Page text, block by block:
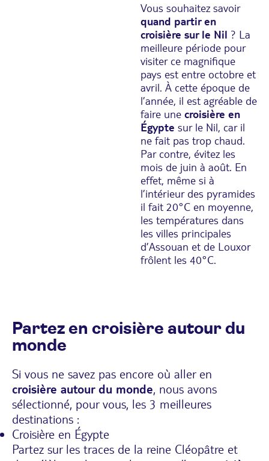
Vous souhaitez savoir
quand partir en
croisière sur le Nil ? La
meilleure période pour
visiter ce magnifique
pays est entre octobre et
avril. À cette époque de
l’année, il est agréable de
faire une croisière en
Égypte sur le Nil, car il
ne fait pas trop chaud.
Par contre, évitez les
mois de juin à août. En
effet, même si à
l’intérieur des pyramides
il fait 20°C en moyenne,
les températures dans
les villes principales
d’Assouan et de Louxor
frôlent les 40°C.
Partez en croisière autour du
monde
Si vous ne savez pas encore où aller en
croisière autour du monde, nous avons
sélectionné, pour vous, les 3 meilleures
destinations :
Croisière en Égypte
Partez sur les traces de la reine Cléopâtre et